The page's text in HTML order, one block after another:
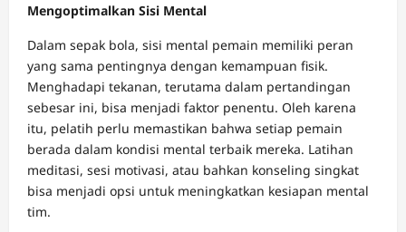
Mengoptimalkan Sisi Mental
Dalam sepak bola, sisi mental pemain memiliki peran
yang sama pentingnya dengan kemampuan fisik.
Menghadapi tekanan, terutama dalam pertandingan
sebesar ini, bisa menjadi faktor penentu. Oleh karena
itu, pelatih perlu memastikan bahwa setiap pemain
berada dalam kondisi mental terbaik mereka. Latihan
meditasi, sesi motivasi, atau bahkan konseling singkat
bisa menjadi opsi untuk meningkatkan kesiapan mental
tim.